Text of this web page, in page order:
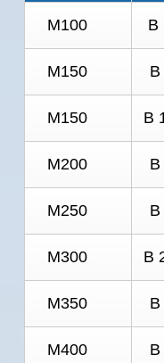
М100 В
М150 В
М150 В
М200 В
М250 В
М300 В
М350 В
М400 В